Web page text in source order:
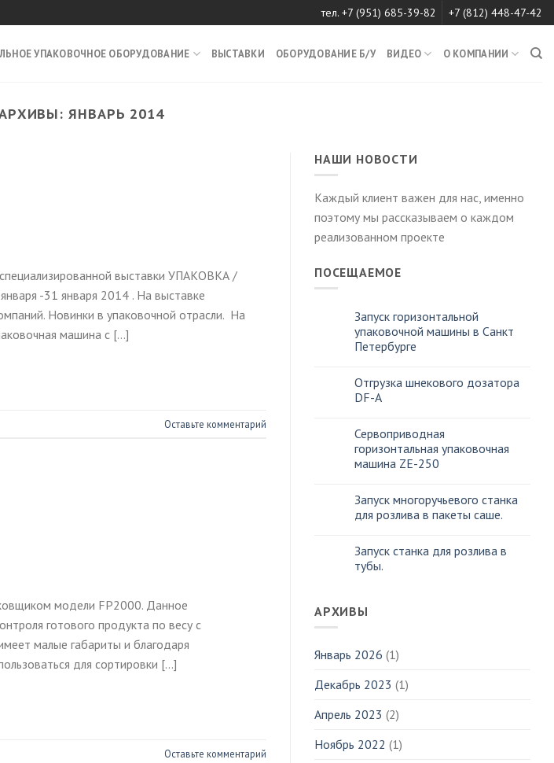
тел. +7 (951) 685-39-82 +7 (812) 448-47-42
УПАКОВОЧНОЕ ОБОРУДОВАНИЕ ВЫСТАВКИ ОБОРУДОВАНИЕ Б/У ВИДЕО О КОМПАНИИ
ЯНВАРЬ 2014
выставки УПАКОВКА /
-31 января 2014 . На выставке
Новинки в упаковочной отрасли. На
машина с […]
Оставьте комментарий
модели FP2000. Данное
готового продукта по весу с
малые габариты и благодаря
для сортировки […]
Оставьте комментарий
НАШИ НОВОСТИ
Каждый клиент важен для нас, именно
поэтому мы рассказываем о каждом
реализованном проекте
ПОСЕЩАЕМОЕ
Запуск горизонтальной
упаковочной машины в Санкт
Петербурге
Отгрузка шнекового дозатора
DF-A
Сервоприводная
горизонтальная упаковочная
машина ZE-250
Запуск многоручьевого станка
для розлива в пакеты саше.
Запуск станка для розлива в
тубы.
АРХИВЫ
Январь 2026 (1)
Декабрь 2023 (1)
Апрель 2023 (2)
Ноябрь 2022 (1)